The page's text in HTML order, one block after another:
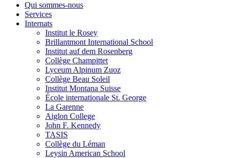
Qui sommes-nous
Services
Internats
Institut le Rosey
Brillantmont International School
Institut auf dem Rosenberg
Collège Champittet
Lyceum Alpinum Zuoz
Collège Beau Soleil
Institut Montana Suisse
École internationale St. George
La Garenne
Aiglon College
John F. Kennedy
TASIS
Collège du Léman
Leysin American School